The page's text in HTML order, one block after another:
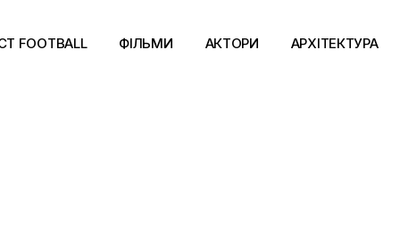
FOOTBALL ФІЛЬМИ АКТОРИ АРХІТЕКТУРА